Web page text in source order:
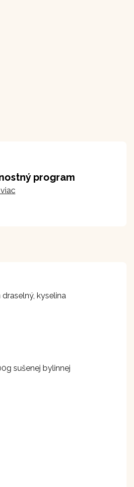
program
kyselina
sušenej bylinnej